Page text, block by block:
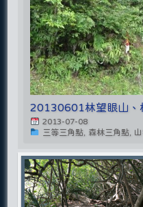
20130601林望眼山、
2013-07-08
三等三角點, 森林三角點,